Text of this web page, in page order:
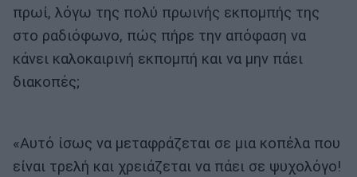
πρωί, λόγω της πολύ πρωινής εκπομπής της
στο ραδιόφωνο, πώς πήρε την απόφαση να
κάνει καλοκαιρινή εκπομπή και να μην πάει
διακοπές;
«Αυτό ίσως να μεταφράζεται σε μια κοπέλα που
είναι τρελή και χρειάζεται να πάει σε ψυχολόγο!